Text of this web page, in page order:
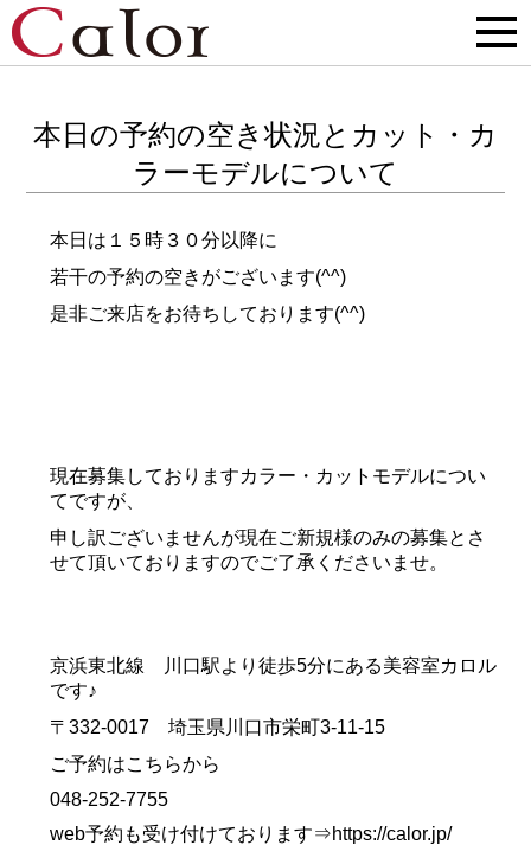
本日の予約の空き状況とカット・カ
ラーモデルについて
本日は１５時３０分以降に
若干の予約の空きがございます(^^)
是非ご来店をお待ちしております(^^)
現在募集しておりますカラー・カットモデルについ
てですが、
申し訳ございませんが現在ご新規様のみの募集とさ
せて頂いておりますのでご了承くださいませ。
京浜東北線 川口駅より徒歩5分にある美容室カロル
です♪
〒332-0017 埼玉県川口市栄町3-11-15
ご予約はこちらから
048-252-7755
web予約も受け付けております⇒https://calor.jp/